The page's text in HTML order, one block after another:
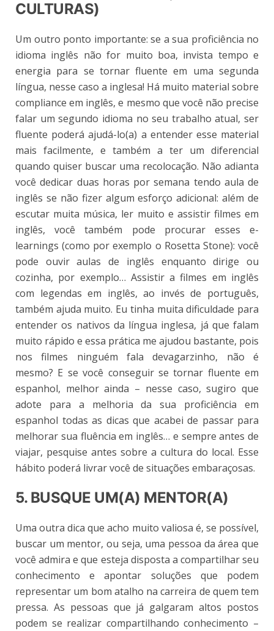
CULTURAS)
Um outro ponto importante: se a sua proficiência no
idioma inglês não for muito boa, invista tempo e
energia para se tornar fluente em uma segunda
língua, nesse caso a inglesa! Há muito material sobre
compliance em inglês, e mesmo que você não precise
falar um segundo idioma no seu trabalho atual, ser
fluente poderá ajudá-lo(a) a entender esse material
mais facilmente, e também a ter um diferencial
quando quiser buscar uma recolocação. Não adianta
você dedicar duas horas por semana tendo aula de
inglês se não fizer algum esforço adicional: além de
escutar muita música, ler muito e assistir filmes em
inglês, você também pode procurar esses e-
learnings (como por exemplo o Rosetta Stone): você
pode ouvir aulas de inglês enquanto dirige ou
cozinha, por exemplo… Assistir a filmes em inglês
com legendas em inglês, ao invés de português,
também ajuda muito. Eu tinha muita dificuldade para
entender os nativos da língua inglesa, já que falam
muito rápido e essa prática me ajudou bastante, pois
nos filmes ninguém fala devagarzinho, não é
mesmo? E se você conseguir se tornar fluente em
espanhol, melhor ainda – nesse caso, sugiro que
adote para a melhoria da sua proficiência em
espanhol todas as dicas que acabei de passar para
melhorar sua fluência em inglês… e sempre antes de
viajar, pesquise antes sobre a cultura do local. Esse
hábito poderá livrar você de situações embaraçosas.
5. BUSQUE UM(A) MENTOR(A)
Uma outra dica que acho muito valiosa é, se possível,
buscar um mentor, ou seja, uma pessoa da área que
você admira e que esteja disposta a compartilhar seu
conhecimento e apontar soluções que podem
representar um bom atalho na carreira de quem tem
pressa. As pessoas que já galgaram altos postos
podem se realizar compartilhando conhecimento –